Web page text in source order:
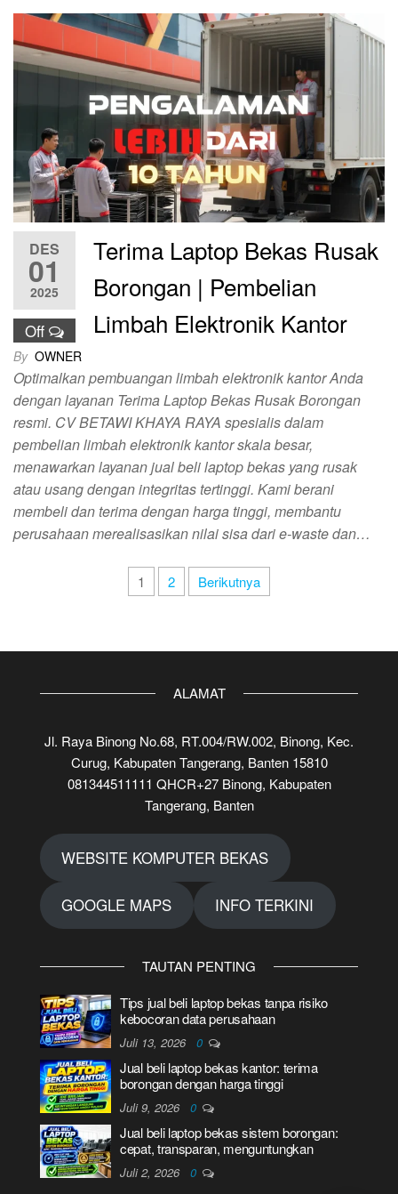
DES
01
2025
Off
Terima Laptop Bekas Rusak
Borongan | Pembelian
Limbah Elektronik Kantor
By OWNER
Optimalkan pembuangan limbah elektronik kantor Anda
dengan layanan Terima Laptop Bekas Rusak Borongan
resmi. CV BETAWI KHAYA RAYA spesialis dalam
pembelian limbah elektronik kantor skala besar,
menawarkan layanan jual beli laptop bekas yang rusak
atau usang dengan integritas tertinggi. Kami berani
membeli dan terima dengan harga tinggi, membantu
perusahaan merealisasikan nilai sisa dari e-waste dan…
1 2 Berikutnya
ALAMAT
Jl. Raya Binong No.68, RT.004/RW.002, Binong, Kec.
Curug, Kabupaten Tangerang, Banten 15810
081344511111 QHCR+27 Binong, Kabupaten
Tangerang, Banten
WEBSITE KOMPUTER BEKAS
GOOGLE MAPS INFO TERKINI
TAUTAN PENTING
Tips jual beli laptop bekas tanpa risiko
kebocoran data perusahaan
Juli 13, 2026 0
Jual beli laptop bekas kantor: terima
borongan dengan harga tinggi
Juli 9, 2026 0
Jual beli laptop bekas sistem borongan:
cepat, transparan, menguntungkan
Juli 2, 2026 0